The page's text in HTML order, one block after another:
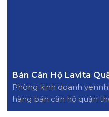
Bán Căn Hộ Lavita
Phòng kinh doanh
hàng bán căn hộ quận